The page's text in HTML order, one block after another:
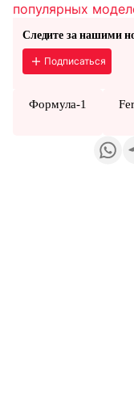
популярных
Следите за нашими
Подписаться
Формула-1